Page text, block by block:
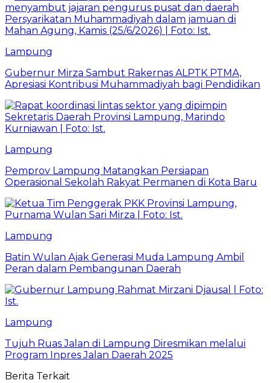
Lampung
Gubernur Mirza Sambut Rakernas ALPTK PTMA,
Apresiasi Kontribusi Muhammadiyah bagi Pendidikan
Lampung
Pemprov Lampung Matangkan Persiapan
Operasional Sekolah Rakyat Permanen di Kota Baru
Lampung
Batin Wulan Ajak Generasi Muda Lampung Ambil
Peran dalam Pembangunan Daerah
Lampung
Tujuh Ruas Jalan di Lampung Diresmikan melalui
Program Inpres Jalan Daerah 2025
Berita Terkait